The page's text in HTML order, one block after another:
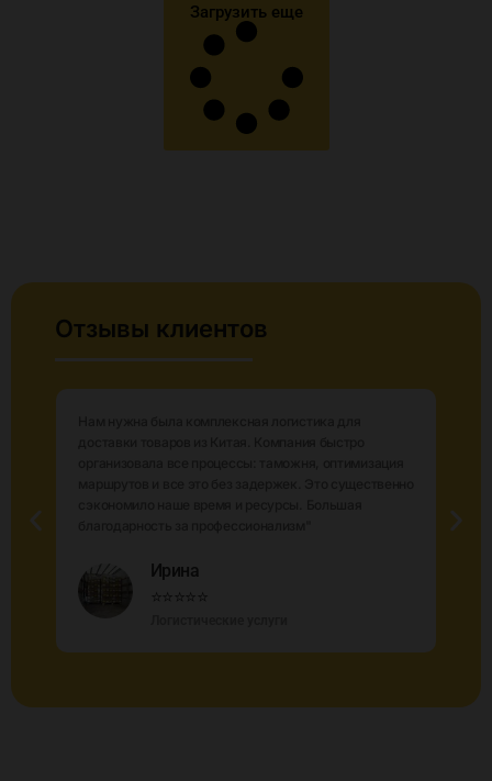
Загрузить еще
Отзывы клиентов
Ирина
⭐⭐⭐⭐⭐